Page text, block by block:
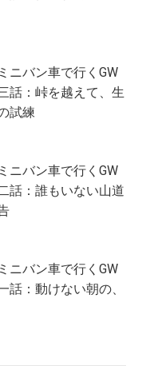
ニバン車で行くGW
話：峠を越えて、生
試練
ニバン車で行くGW
話：誰もいない山道
ニバン車で行くGW
話：動けない朝の、